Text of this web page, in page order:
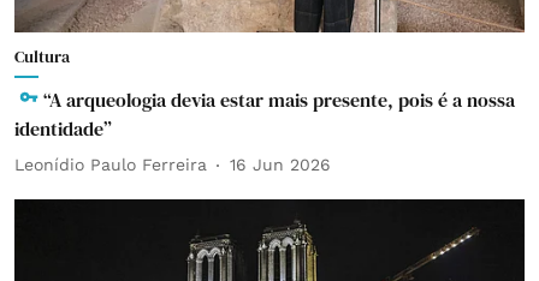
Cultura
“A arqueologia devia estar mais presente, pois é a nossa
identidade”
Leonídio Paulo Ferreira 16 Jun 2026